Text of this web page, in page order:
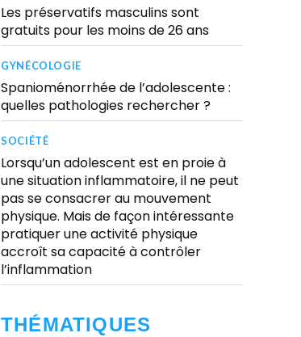
Les préservatifs masculins sont
gratuits pour les moins de 26 ans
GYNÉCOLOGIE
Spanioménorrhée de l’adolescente :
quelles pathologies rechercher ?
SOCIÉTÉ
Lorsqu’un adolescent est en proie à
une situation inflammatoire, il ne peut
pas se consacrer au mouvement
physique. Mais de façon intéressante
pratiquer une activité physique
accroît sa capacité à contrôler
l’inflammation
THÉMATIQUES